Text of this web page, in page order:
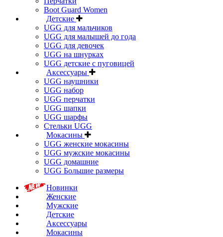
Boot Guard Women
Детские
UGG для мальчиков
UGG для малышей до года
UGG для девочек
UGG на шнурках
UGG детские с пуговицей
Аксессуары
UGG наушники
UGG набор
UGG перчатки
UGG шапки
UGG шарфы
Стельки UGG
Мокасины
UGG женские мокасины
UGG мужские мокасины
UGG домашние
UGG Большие размеры
Новинки
Женские
Мужские
Детские
Аксессуары
Мокасины